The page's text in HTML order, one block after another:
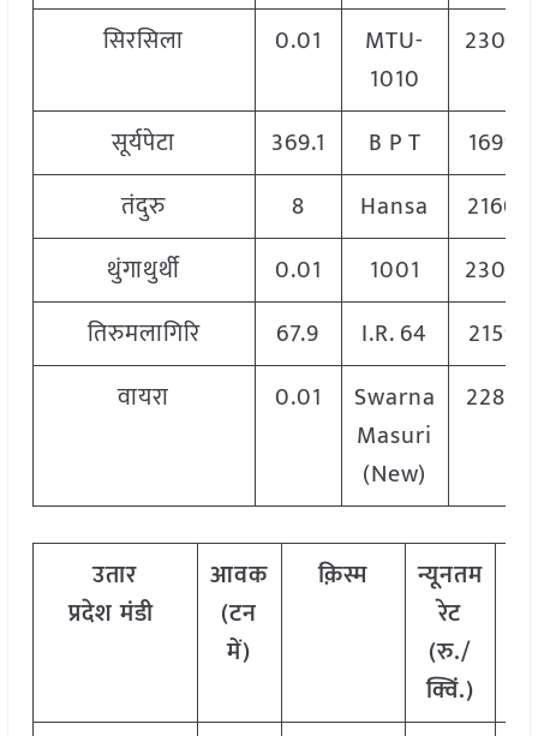
सिरसिला 0.01
MTU-
1010
2300
सूर्यपेटा 369.1 B P T
1699
तंदुरु
8 Hansa
2160
थुंगाथुर्थी
0.01 1001
2300
तिरुमलागिरि
67.9 I.R. 64
2159
वायरा
0.01
Swarna
Masuri
(New)
2280
उतार
प्रदेशमंडी
आवक
(टन
में)
क़िस्म
न्यूनतम
रेट
(रु./
क्विं.)